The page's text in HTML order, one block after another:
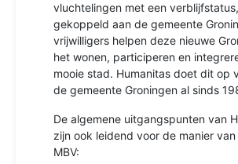
vluchtelingen met een
gekoppeld aan de gemeente
vrijwilligers helpen deze nieuwe
het wonen, participeren en
mooie stad. Humanitas doet dit op
de gemeente Groningen al sinds
De algemene uitgangspunten van
zijn ook leidend voor de manier
MBV: